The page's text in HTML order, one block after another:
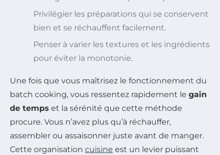
Privilégier les préparations qui se conservent
bien et se réchauffent facilement.
Penser à varier les textures et les ingrédients
pour éviter la monotonie.
Une fois que vous maîtrisez le fonctionnement du
batch cooking, vous ressentez rapidement le gain
de temps et la sérénité que cette méthode
procure. Vous n’avez plus qu’à réchauffer,
assembler ou assaisonner juste avant de manger.
Cette organisation cuisine est un levier puissant